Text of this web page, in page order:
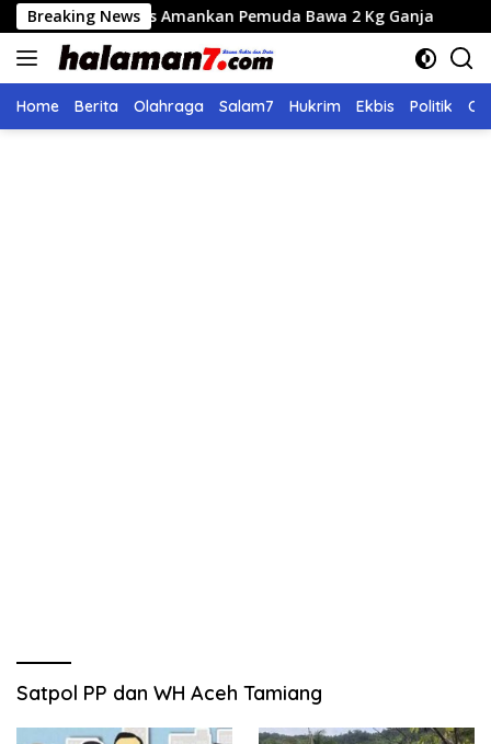
Langsung
ke
konten
Breaking News
Lues Amankan Pemuda Bawa 2 Kg Ganja Seleksi
Home Berita Olahraga Salam7 Hukrim Ekbis Politik
Satpol PP dan WH Aceh Tamiang